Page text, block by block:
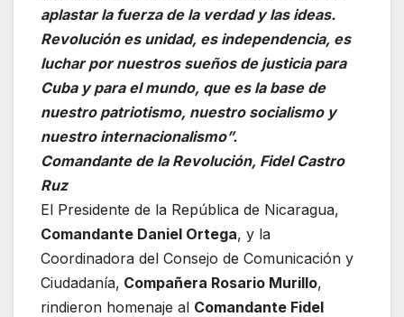
aplastar la fuerza de la verdad y las ideas.
Revolución es unidad, es independencia, es
luchar por nuestros sueños de justicia para
Cuba y para el mundo, que es la base de
nuestro patriotismo, nuestro socialismo y
nuestro internacionalismo”.
Comandante de la Revolución, Fidel Castro
Ruz
El Presidente de la República de Nicaragua,
Comandante Daniel Ortega, y la
Coordinadora del Consejo de Comunicación y
Ciudadanía, Compañera Rosario Murillo,
rindieron homenaje al Comandante Fidel